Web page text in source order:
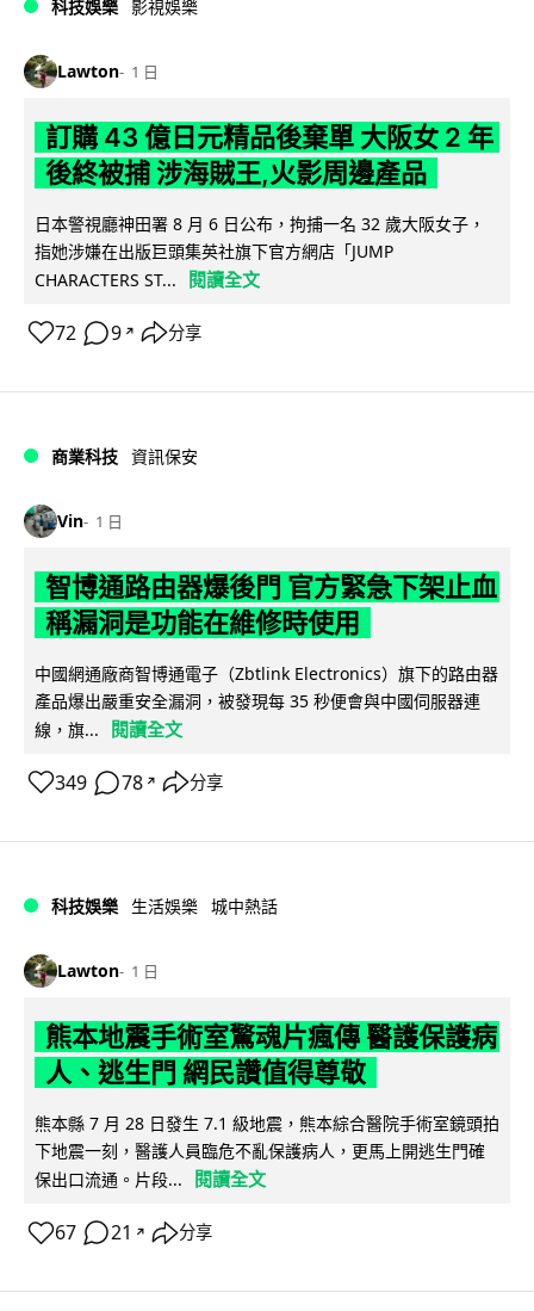
科技娛樂 影視娛樂
Lawton 1 日
訂購 43 億日元精品後棄單 大阪女 2 年
後終被捕 涉海賊王,火影周邊產品
日本警視廳神田署 8 月 6 日公布，拘捕一名 32 歲大阪女子，
指她涉嫌在出版巨頭集英社旗下官方網店「JUMP
CHARACTERS ST...
閱讀全文
72 9 ↗ 分享
商業科技 資訊保安
Vin 1 日
智博通路由器爆後門 官方緊急下架止血
稱漏洞是功能在維修時使用
中國網通廠商智博通電子（Zbtlink Electronics）旗下的路由器
產品爆出嚴重安全漏洞，被發現每 35 秒便會與中國伺服器連
線，旗...
閱讀全文
349 78 ↗ 分享
科技娛樂 生活娛樂 城中熱話
Lawton 1 日
熊本地震手術室驚魂片瘋傳 醫護保護病
人、逃生門 網民讚值得尊敬
熊本縣 7 月 28 日發生 7.1 級地震，熊本綜合醫院手術室鏡頭拍
下地震一刻，醫護人員臨危不亂保護病人，更馬上開逃生門確
保出口流通。片段...
閱讀全文
67 21 ↗ 分享